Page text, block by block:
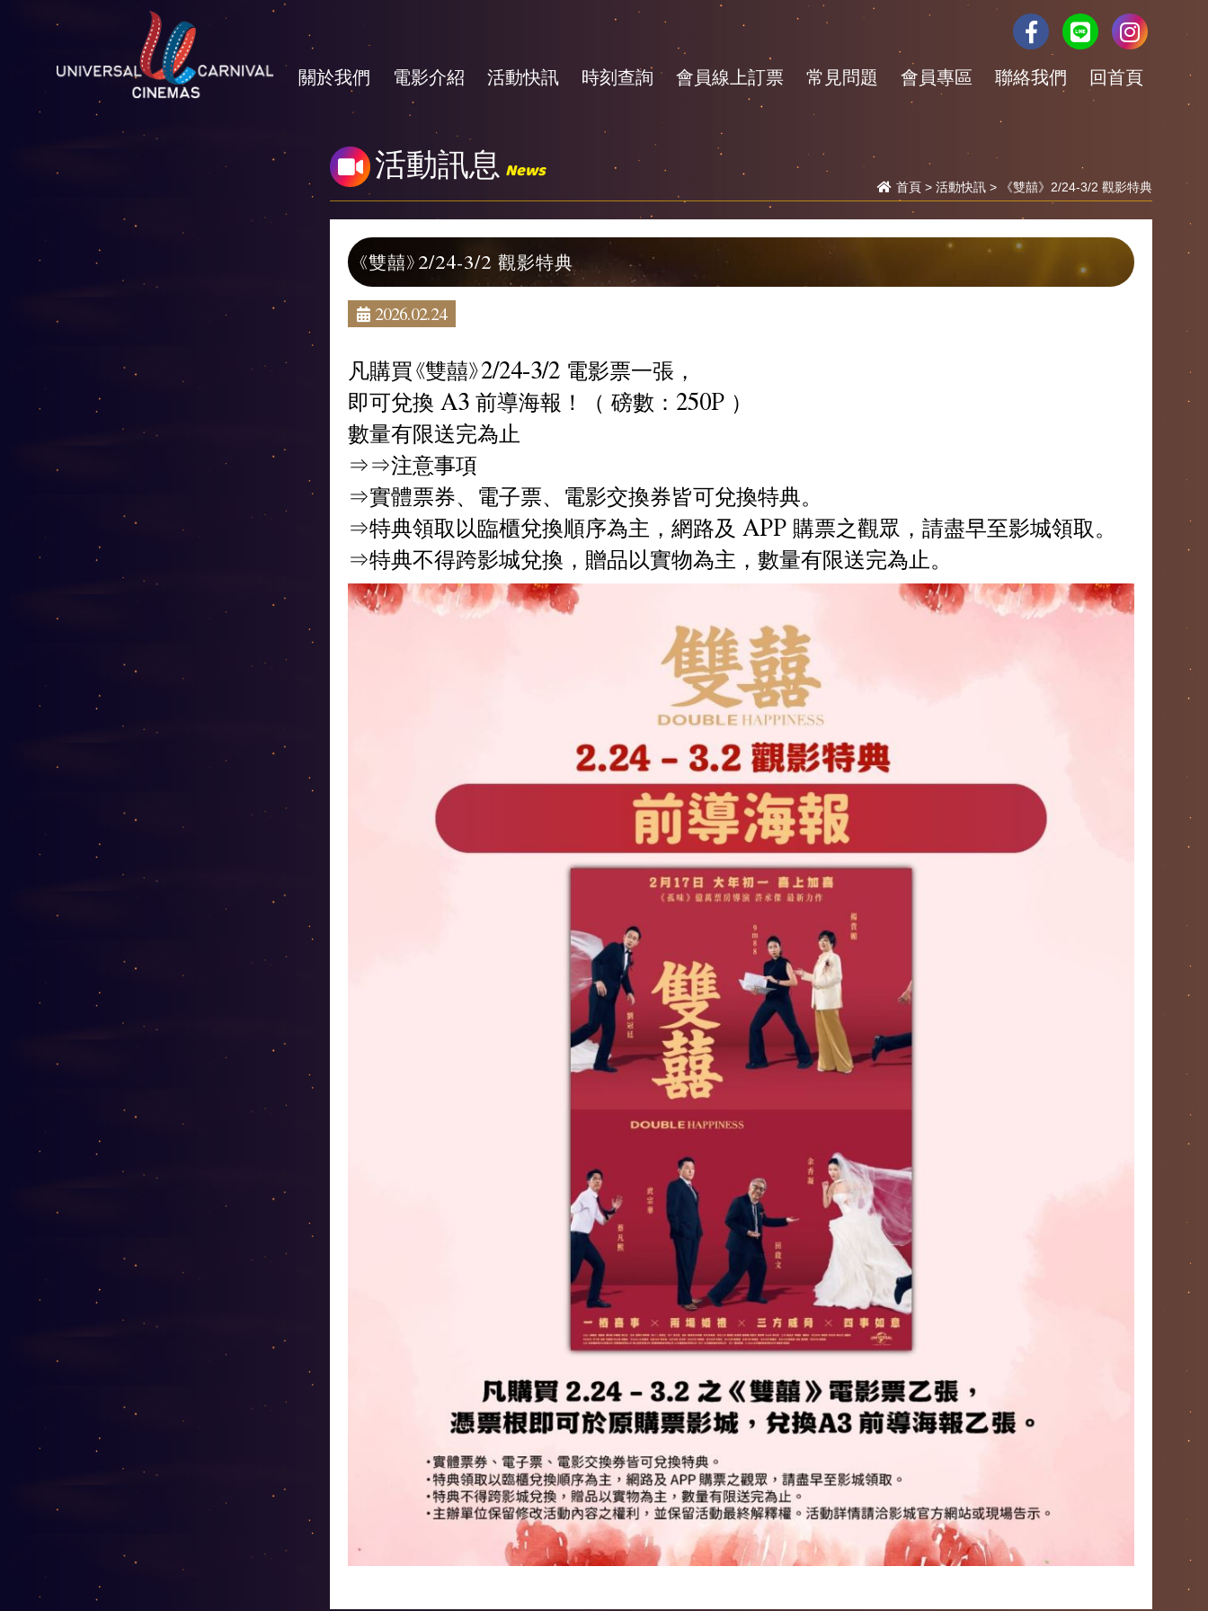
關於我們 電影介紹 活動快訊 時刻查詢 會員線上訂票 常見問題 會員專區 聯絡我們 回首頁
活動訊息 News
首頁 > 活動快訊 > 《雙囍》2/24-3/2 觀影特典
《雙囍》2/24-3/2 觀影特典
2026.02.24
凡購買《雙囍》2/24-3/2 電影票一張，
即可兌換 A3 前導海報！（ 磅數：250P ）
數量有限送完為止
⇒⇒注意事項
⇒實體票券、電子票、電影交換券皆可兌換特典。
⇒特典領取以臨櫃兌換順序為主，網路及 APP 購票之觀眾，請盡早至影城領取。
⇒特典不得跨影城兌換，贈品以實物為主，數量有限送完為止。